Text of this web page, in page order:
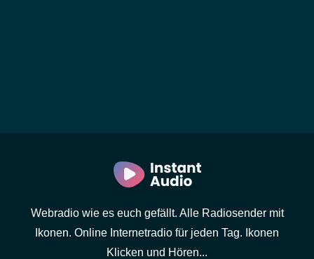
Webradio wie es euch gefällt. Alle Radiosender mit
Ikonen. Online Internetradio für jeden Tag. Ikonen
Klicken und Hören...